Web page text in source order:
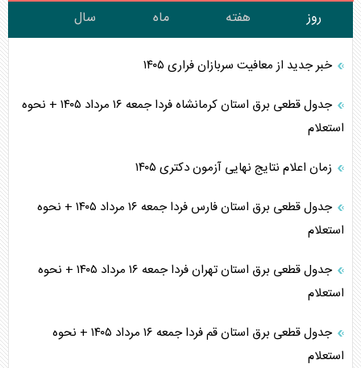
روز هفته ماه سال
خبر جدید از معافیت سربازان فراری ۱۴۰۵
جدول قطعی برق استان کرمانشاه فردا جمعه ۱۶ مرداد ۱۴۰۵ + نحوه
استعلام
زمان اعلام نتایج نهایی آزمون دکتری ۱۴۰۵
جدول قطعی برق استان فارس فردا جمعه ۱۶ مرداد ۱۴۰۵ + نحوه
استعلام
جدول قطعی برق استان تهران فردا جمعه ۱۶ مرداد ۱۴۰۵ + نحوه
استعلام
جدول قطعی برق استان قم فردا جمعه ۱۶ مرداد ۱۴۰۵ + نحوه
استعلام